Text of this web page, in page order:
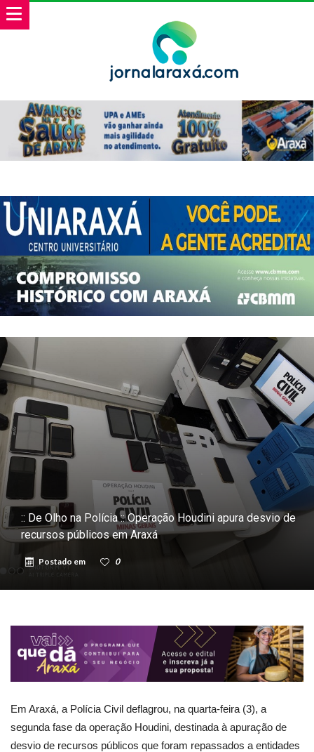
:: De Olho na Polícia :: Operação Houdini apura desvio de
recursos públicos em Araxá
Postado em 0
Em Araxá, a Polícia Civil deflagrou, na quarta-feira (3), a
segunda fase da operação Houdini, destinada à apuração de
desvio de recursos públicos que foram repassados a entidades